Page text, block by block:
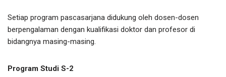
Setiap program pascasarjana didukung oleh dosen-dosen
berpengalaman dengan kualifikasi doktor dan profesor di
bidangnya masing-masing.
Program Studi S-2